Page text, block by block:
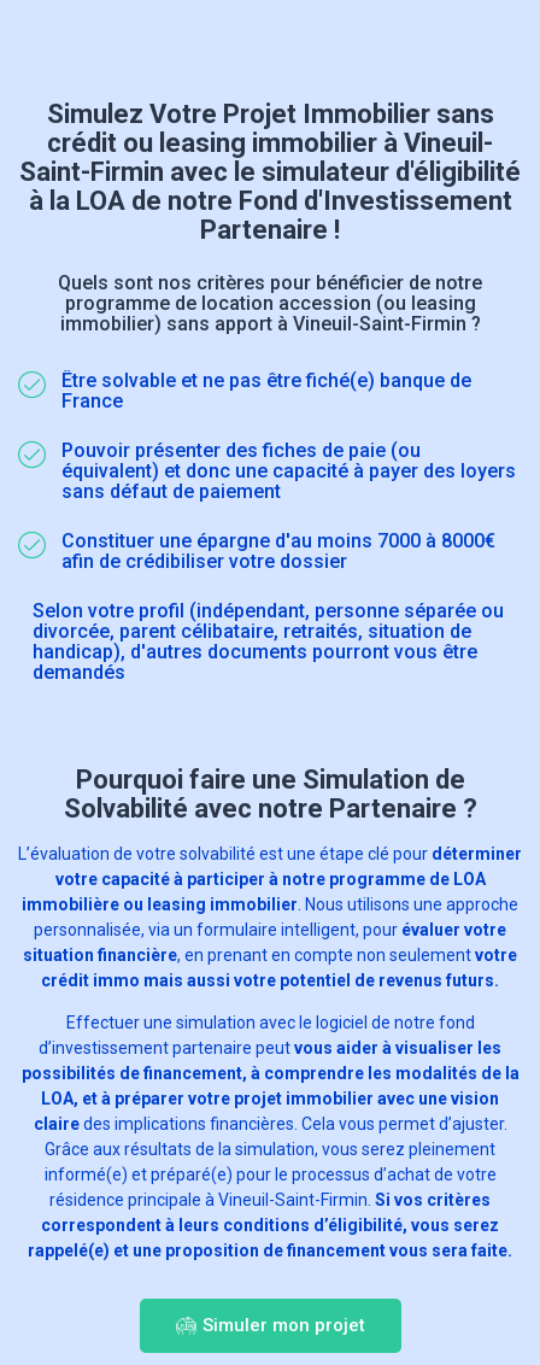
Simulez Votre Projet Immobilier sans
crédit ou leasing immobilier à Vineuil-
Saint-Firmin avec le simulateur d'éligibilité
à la LOA de notre Fond d'Investissement
Partenaire !
Quels sont nos critères pour bénéficier de notre
programme de location accession (ou leasing
immobilier) sans apport à Vineuil-Saint-Firmin ?
Être solvable et ne pas être fiché(e) banque de
France
Pouvoir présenter des fiches de paie (ou
équivalent) et donc une capacité à payer des loyers
sans défaut de paiement
Constituer une épargne d'au moins 7000 à 8000€
afin de crédibiliser votre dossier
Selon votre profil (indépendant, personne séparée ou
divorcée, parent célibataire, retraités, situation de
handicap), d'autres documents pourront vous être
demandés
Pourquoi faire une Simulation de
Solvabilité avec notre Partenaire ?
L’évaluation de votre solvabilité est une étape clé pour déterminer
votre capacité à participer à notre programme de LOA
immobilière ou leasing immobilier . Nous utilisons une approche
personnalisée, via un formulaire intelligent, pour évaluer votre
situation financière, en prenant en compte non seulementvotre
crédit immo mais aussi votre potentiel de revenus futurs.
Effectuer une simulation avec le logiciel de notre fond
d’investissement partenaire peutvous aider à visualiser les
possibilités de financement, à comprendre les modalités de la
LOA, et à préparer votre projet immobilier avec une vision
clairedes implications financières. Cela vous permet d’ajuster.
Grâce aux résultats de la simulation, vous serez pleinement
informé(e) et préparé(e) pour le processus d’achat de votre
résidence principale à Vineuil-Saint-Firmin. Si vos critères
correspondent à leurs conditions d’éligibilité, vous serez
rappelé(e) et une proposition de financement vous sera faite.
Simuler mon projet